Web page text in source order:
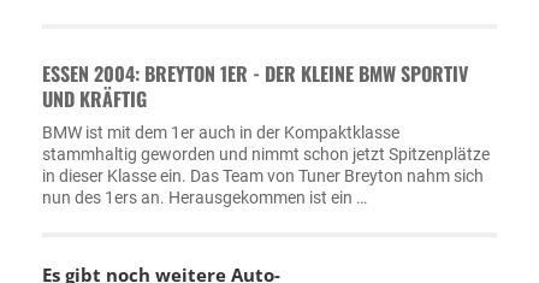
ESSEN 2004: BREYTON 1ER - DER KLEINE BMW SPORTIV
UND KRÄFTIG
BMW ist mit dem 1er auch in der Kompaktklasse
stammhaltig geworden und nimmt schon jetzt Spitzenplätze
in dieser Klasse ein. Das Team von Tuner Breyton nahm sich
nun des 1ers an. Herausgekommen ist ein …
Es gibt noch weitere Auto-